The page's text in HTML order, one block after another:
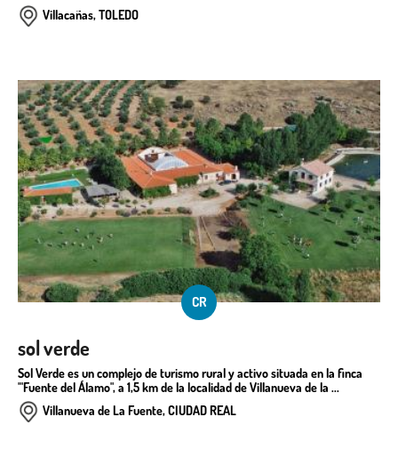
Villacañas, TOLEDO
CR
sol verde
Sol Verde es un complejo de turismo rural y activo situada en la finca
'"Fuente del Álamo", a 1,5 km de la localidad de Villanueva de la ...
Villanueva de La Fuente, CIUDAD REAL